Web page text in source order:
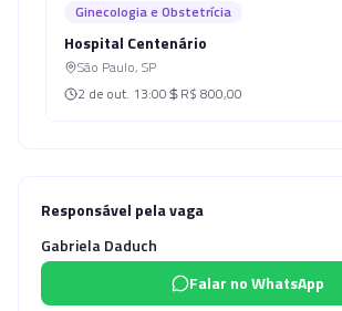
Ginecologia e Obstetrícia
Hospital Centenário
São Paulo, SP
2 de out. 13:00 R$ 800,00
Responsável pela vaga
Gabriela Daduch
Falar no WhatsApp